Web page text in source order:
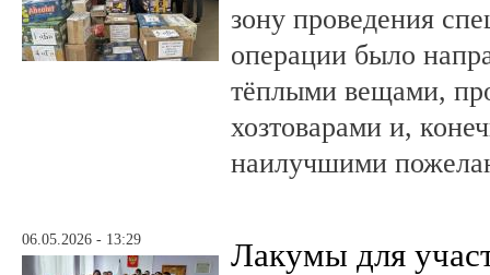
зону проведения
операции было
тёплыми вещами,
хозтоварами и,
наилучшими
06.05.2026 - 13:29 Лакумы для